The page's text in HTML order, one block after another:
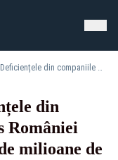
Oana Gheorghiu: Deficiențele din companiile de stat au adus României sancțiuni de aproape 200 de milioane de euro
din
României
milioane de